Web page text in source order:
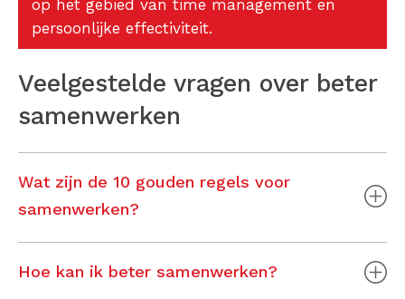
op het gebied van time management en
persoonlijke effectiviteit.
Veelgestelde vragen over beter
samenwerken
Wat zijn de 10 gouden regels voor
samenwerken?
Hoe kan ik beter samenwerken?